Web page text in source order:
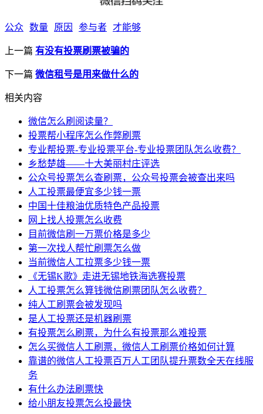
公众 数量 原因 参与者 才能够
上一篇 有没有投票刷票被骗的
下一篇 微信租号是用来做什么的
相关内容
微信怎么刷阅读量？
投票帮小程序怎么作弊刷票
专业帮投票-专业投票平台-专业投票团队怎么收费？
乡愁楚雄——十大美丽村庄评选
公众号投票怎么查刷票，公众号投票会被查出来吗
人工投票最便宜多少钱一票
中国十佳粮油优质特色产品投票
网上找人投票怎么收费
目前微信刷一万票价格是多少
第一次找人帮忙刷票怎么做
当前微信人工拉票多少钱一票
《无锡K歌》走进无锡地铁海选赛投票
人工投票怎么算钱微信刷票团队怎么收费？
纯人工刷票会被发现吗
是人工投票还是机器刷票
有投票怎么刷票，为什么有投票那么难投票
怎么买微信人工刷票，微信人工刷票价格如何计算
靠谱的微信人工投票百万人工团队提升票数全天在线服
务
有什么办法刷票快
给小朋友投票怎么投最快